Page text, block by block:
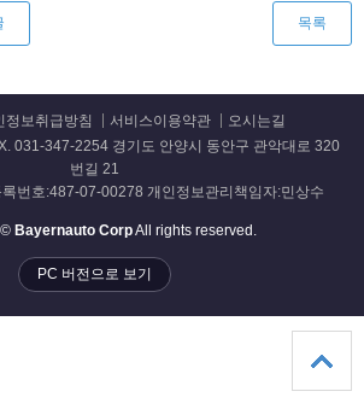
목록
정보취급방침 서비스이용약관
오시는길
031-347-2254 경기도 안양시 동안구 관악대로 320
번길 21
번호:487-07-00278 개인정보관리책임자:민상수
Bayernauto CorpAll rights reserved.
PC 버전으로 보기